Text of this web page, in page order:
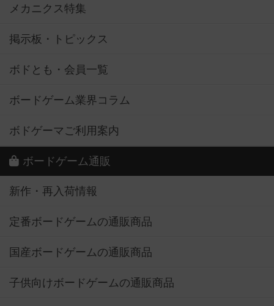
メカニクス特集
掲示板・トピックス
ボドとも・会員一覧
ボードゲーム業界コラム
ボドゲーマご利用案内
ボードゲーム通販
新作・再入荷情報
定番ボードゲームの通販商品
国産ボードゲームの通販商品
子供向けボードゲームの通販商品